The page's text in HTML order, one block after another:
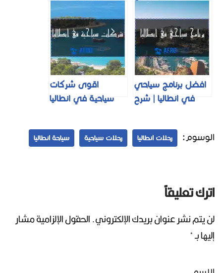
تفصيلي| لعام 2025
محترفين + رحلات
مميزة) 2026
افضل برنامج سياحي
في انطاليا | شرح
اقوى شركات
سياحية في انطاليا
الوسوم: رحلات انطاليا رحلات سياحية سياحة انطاليا
اترك تعليقاً
لن يتم نشر عنوان بريدك الإلكتروني.الحقول الإلزامية مشار
إليها بـ*